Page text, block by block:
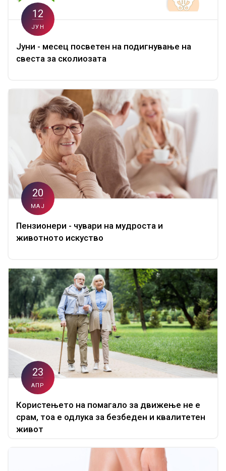
12
ЈУН
Јуни - месец посветен на подигнување на
свеста за сколиозата
20
МАЈ
Пензионери - чувари на мудроста и
животното искуство
23
АПР
Користењето на помагало за движење не е
срам, тоа е одлука за безбеден и квалитетен
живот